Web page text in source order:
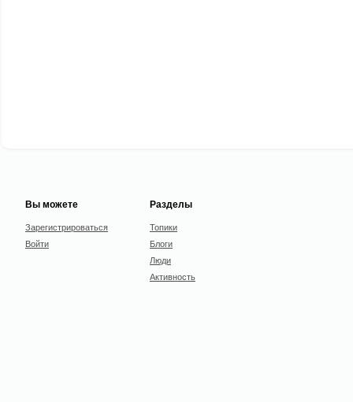
Вы можете
Зарегистрироваться
Войти
Разделы
Топики
Блоги
Люди
Активность